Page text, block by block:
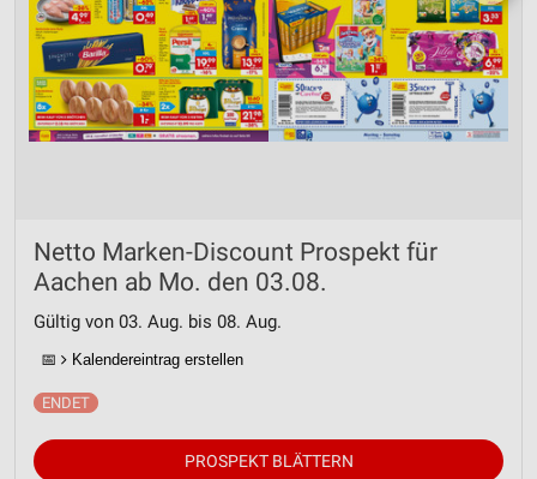
Netto Marken-Discount Prospekt für
Aachen ab Mo. den 03.08.
Gültig von 03. Aug. bis 08. Aug.
📅 Kalendereintrag erstellen
PROSPEKT BLÄTTERN